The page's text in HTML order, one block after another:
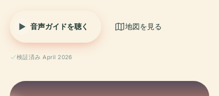
音声ガイドを聴く 地図を見る
検証済み April 2026